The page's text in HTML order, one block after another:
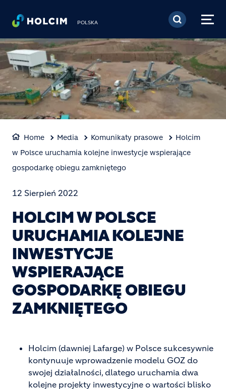
Przejdź do treści
POLSKA
Home Media Komunikaty prasowe
Holcim
w Polsce uruchamia kolejne inwestycje wspierające
gospodarkę obiegu zamkniętego
12 Sierpień 2022
HOLCIM W POLSCE
URUCHAMIA KOLEJNE
INWESTYCJE
WSPIERAJĄCE
GOSPODARKĘ OBIEGU
ZAMKNIĘTEGO
Holcim (dawniej Lafarge) w Polsce sukcesywnie
kontynuuje wprowadzenie modelu GOZ do
swojej działalności, dlatego uruchamia dwa
kolejne projekty inwestycyjne o wartości blisko